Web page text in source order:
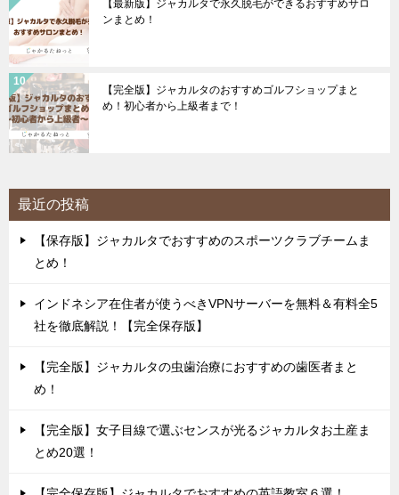
【最新版】ジャカルタで永久脱毛ができるおすすめサロ
ンまとめ！
【完全版】ジャカルタのおすすめゴルフショップまと
め！初心者から上級者まで！
最近の投稿
【保存版】ジャカルタでおすすめのスポーツクラブチームま
とめ！
インドネシア在住者が使うべきVPNサーバーを無料＆有料全5
社を徹底解説！【完全保存版】
【完全版】ジャカルタの虫歯治療におすすめの歯医者まと
め！
【完全版】女子目線で選ぶセンスが光るジャカルタお土産ま
とめ20選！